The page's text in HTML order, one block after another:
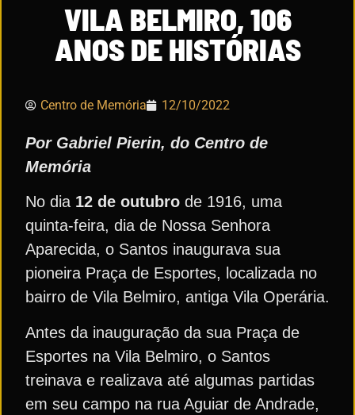
VILA BELMIRO, 106
ANOS DE HISTÓRIAS
Centro de Memória 12/10/2022
Por Gabriel Pierin, do Centro de
Memória
No dia 12 de outubro de 1916, uma
quinta-feira, dia de Nossa Senhora
Aparecida, o Santos inaugurava sua
pioneira Praça de Esportes, localizada no
bairro de Vila Belmiro, antiga Vila Operária.
Antes da inauguração da sua Praça de
Esportes na Vila Belmiro, o Santos
treinava e realizava até algumas partidas
em seu campo na rua Aguiar de Andrade,